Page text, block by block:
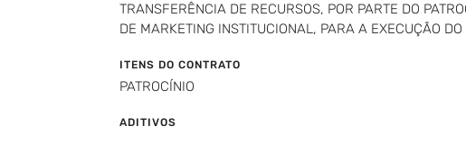
TRANSFERÊNCIA DE RECURSOS, POR PARTE DO
DE MARKETING INSTITUCIONAL, PARA A EXECUÇÃO
ITENS DO CONTRATO
PATROCÍNIO
ADITIVOS